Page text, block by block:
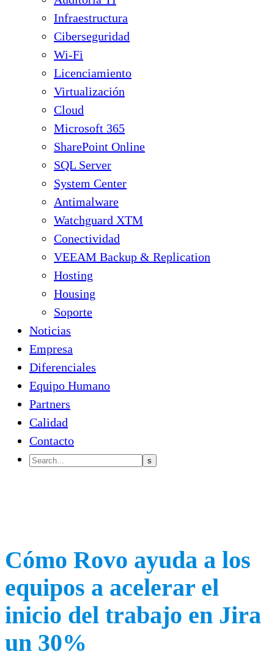
Infraestructura
Ciberseguridad
Wi-Fi
Licenciamiento
Virtualización
Cloud
Microsoft 365
SharePoint Online
SQL Server
System Center
Antimalware
Watchguard XTM
Conectividad
VEEAM Backup & Replication
Hosting
Housing
Soporte
Noticias
Empresa
Diferenciales
Equipo Humano
Partners
Calidad
Contacto
Cómo Rovo ayuda a los
equipos a acelerar el
inicio del trabajo en Jira
un 30%